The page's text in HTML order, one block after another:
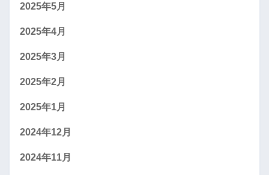
2025年5月
2025年4月
2025年3月
2025年2月
2025年1月
2024年12月
2024年11月